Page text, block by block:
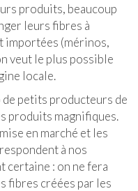
produits, beaucoup
leurs fibres à
importées (mérinos,
veut le plus possible
locale.
de petits producteurs de
produits magnifiques.
en marché et les
à nos
certaine : on ne fera
fibres créées par les